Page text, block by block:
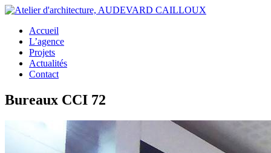
Accueil
L’agence
Projets
Actualités
Contact
Bureaux CCI 72